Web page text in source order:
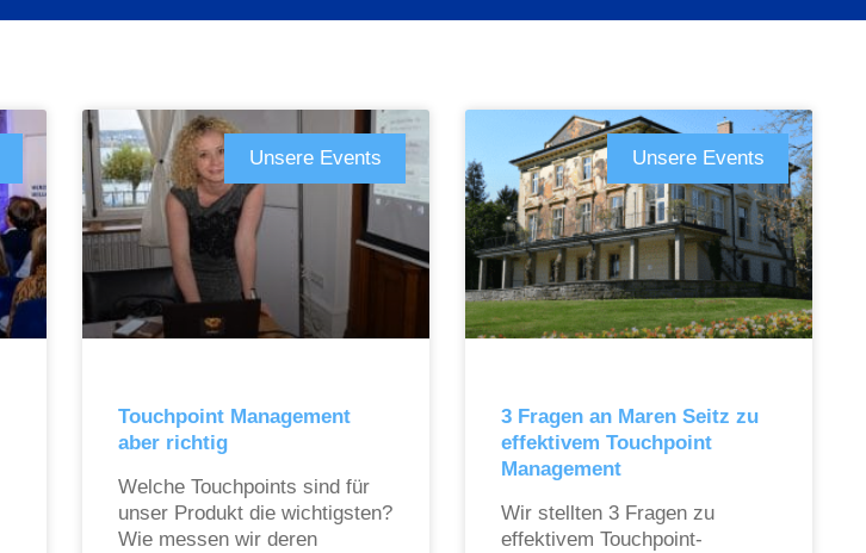
Unsere Events
Touchpoint Management
aber richtig
Welche Touchpoints sind für
unser Produkt die wichtigsten?
Wie messen wir deren
Unsere Events
3 Fragen an Maren Seitz zu
effektivem Touchpoint
Management
Wir stellten 3 Fragen zu
effektivem Touchpoint-